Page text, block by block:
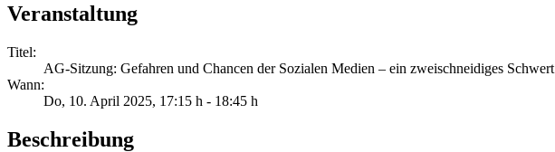
Veranstaltung
Titel:
AG-Sitzung: Gefahren und Chancen der Sozialen Medien – ein zweischneidiges Schwert
Wann:
Do, 10. April 2025, 17:15 h - 18:45 h
Beschreibung